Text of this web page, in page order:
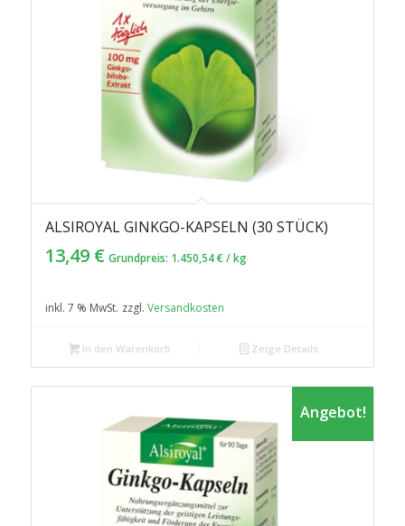
ALSIROYAL GINKGO-KAPSELN (30 STÜCK)
13,49 € Grundpreis: 1.450,54€ /kg
inkl. 7 % MwSt. zzgl. Versandkosten
In den Warenkorb Zeige Details
Angebot!